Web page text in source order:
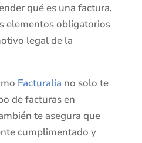
qué es una factura,
elementos obligatorios
legal de la
Facturalia no solo te
de facturas en
te asegura que
cumplimentado y